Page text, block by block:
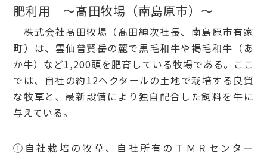
肥利用 ～髙田牧場（南島原市）～
株式会社髙田牧場（髙田紳次社長、南島原市有家
町）は、雲仙普賢岳の麓で黒毛和牛や褐毛和牛（あ
か牛）など1,200頭を肥育している牧場である。ここ
では、自社の約12ヘクタールの土地で栽培する良質
な牧草と、最新設備により独自配合した飼料を牛に
与えている。
①自社栽培の牧草、自社所有のＴＭＲセンター